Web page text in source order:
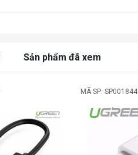
Sản phẩm đã xem
MÃ SP: SP001844